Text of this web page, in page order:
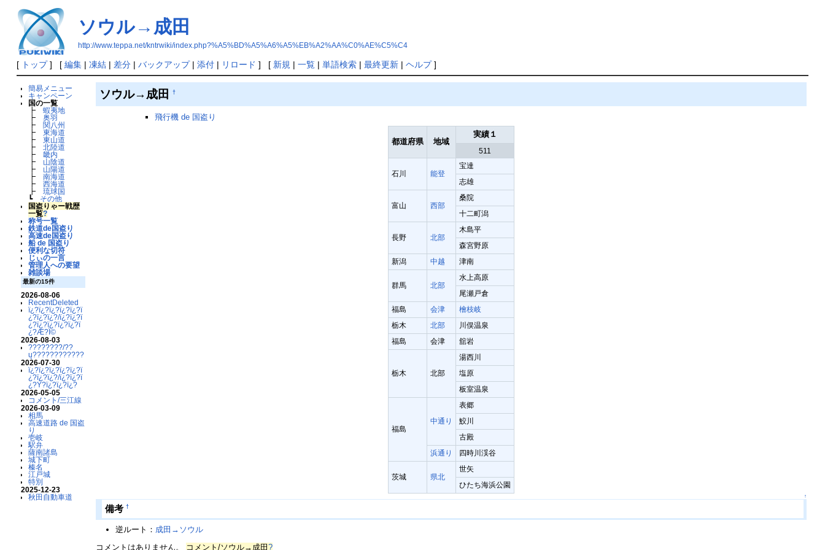
ソウル→成田
http://www.teppa.net/kntrwiki/index.php?%A5%BD%A5%A6%A5%EB%A2%AA%C0%AE%C5%C4
[ トップ] [ 編集| 凍結| 差分| バックアップ| 添付| リロード ] [ 新規 | 一覧| 単語検索| 最終更新| ヘルプ]
簡易メニュー
キャンペーン
国の一覧
┣ 蝦夷地
┣ 奥羽
┣
関八州
┣ 東海道
┣ 東山道
┣ 北陸道
┣ 畿内
┣
山陰道
┣
山陽道
┣ 南海道
┣ 西海道
┣ 琉球国
┗
その他
国盗りゃー戦歴
一覧?
称号一覧
鉄道de国盗り
高速de国盗り
船 de 国盗り
便利な切符
じぃの一言
管理人への要望
雑談場
最新の15件
2026-08-06
RecentDeleted
ï¿?ï¿?ï¿?ï¿?ï¿?ï
¿?ï¿?ï¿?/ï¿?ï¿?ï
¿?ï¿?ï¿?ï¿?ï¿?ï
¿?Æ?Ï©
2026-08-03
????????/??
ų????????????
2026-07-30
ï¿?ï¿?ï¿?ï¿?ï¿?ï
¿?ï¿?ï¿?/ï¿?ï¿?ï
¿?Ý?ï¿?ï¿?ï¿?
2026-05-05
コメント/三江線
2026-03-09
相馬
高速道路 de 国盗
り
壱岐
駅弁
薩南諸島
城下町
榛名
江戸城
特別
2025-12-23
秋田自動車道
ソウル→成田†
飛行機 de 国盗り
都道府県 地域
実績１
511
石川 能登
宝達
志雄
富山 西部
桑院
十二町潟
長野 北部
木島平
森宮野原
新潟
中越 津南
群馬 北部
水上高原
尾瀬戸倉
福島
会津
檜枝岐
栃木
北部
川俣温泉
福島
会津 舘岩
栃木 北部
湯西川
塩原
板室温泉
福島
中通り
表郷
鮫川
古殿
浜通り
四時川渓谷
茨城 県北
世矢
ひたち海浜公園
↑
備考 †
逆ルート： 成田→ソウル
コメントはありません。
コメント/ソウル→成田?